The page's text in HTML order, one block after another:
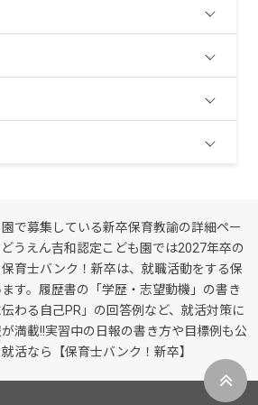
で募集している新卒保育教諭の詳細ペー
うえん吉和認定こども園では2027年卒の
育士バンク！新卒は、就職活動をする保
す。履歴書の「学歴・志望動機」の書き
わる自己PR」の回答例など、就活対策に
満載!!実習中の日報の書き方や目標例も公
活なら【保育士バンク！新卒】